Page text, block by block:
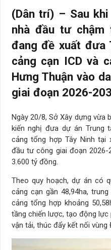
(Dân trí) – Sau
nhà đầu tư chậm
đang đề xuất đưa
cảng cạn ICD và
Hưng Thuận vào
giai đoạn 2026-
Ngày 20/8, Sở Xây dựng vừa
kiến nghị đưa dự án Trung
cảng tổng hợp Tây Ninh tại
đầu tư công giai đoạn
3.600 tỷ đồng.
Theo quy hoạch, dự án có
cảng cạn gần 48,94ha,
cảng tổng hợp khoảng
tầng chiến lược, tạo động
vận tải, thúc đẩy kết nối vùng